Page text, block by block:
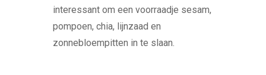
interessant om een voorraadje sesam,
pompoen, chia, lijnzaad en
zonnebloempitten in te slaan.